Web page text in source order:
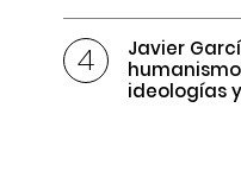
Javier
ideologías